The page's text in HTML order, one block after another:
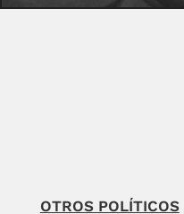
OTROS POLÍTICOS